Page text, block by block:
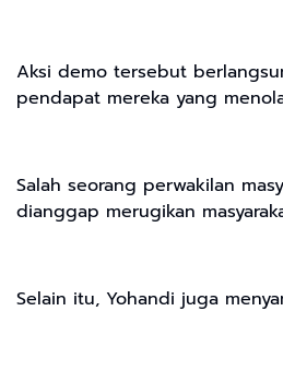
Aksi demo tersebut
pendapat mereka yang
Salah seorang perwakilan
dianggap merugikan
Selain itu, Yohandi juga